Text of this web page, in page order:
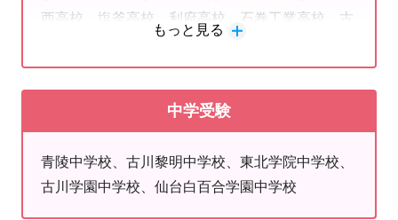
す。
中学受験から大学入試まで、幅広く対応しております！生徒
の目標に合わせたカリキュラムで、志望校合格を勝ち取りま
成果を出すために、教室長が親身になって定期的にカウンセ
リングを行います。コミュニケーションをとりながら目標設定
とやるべきことを確認し、保護者様にも学習報告を兼ねた面談
西高校、塩釜高校、利府高校、石巻工業高校、古
石巻桜坂高校、小牛田農林高校、東松島高校、石
巻商業高校、中新田高校、岩出山高校、加美農業
高校、宮城水産高校、気仙沼向洋高校、聖ウルス
宮城学院高校、尚絅学院高校、仙台城南高校、常
盤木学園高校、古川学園高校、聖和学園高校、東
北生活文化学園高校、明成高校、大崎中央高校、
もっと見る
中学受験
青陵中学校、古川黎明中学校、東北学院中学校、
古川学園中学校、仙台白百合学園中学校